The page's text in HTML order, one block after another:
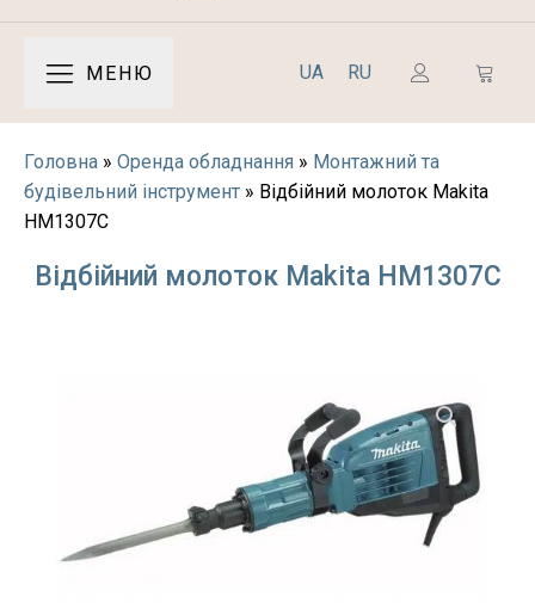
МЕНЮ UA RU
Головна » Оренда обладнання » Монтажний та
будівельний інструмент » Відбійний молоток Makita
HM1307C
Відбійний молоток Makita HM1307C